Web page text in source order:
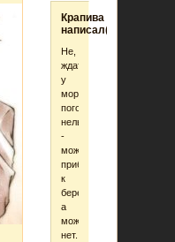
Крапива
написал(а):
Не,
ждать
у
моря
погоды
нельзя
-
может
прибьет
к
берегу,
а
может
нет.